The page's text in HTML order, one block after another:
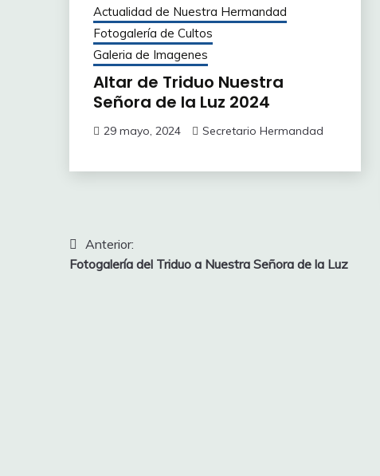
Actualidad de Nuestra Hermandad
Fotogalería de Cultos
Galeria de Imagenes
Altar de Triduo Nuestra
Señora de la Luz 2024
29 mayo, 2024 Secretario Hermandad
Navegación
de
Anterior:
Fotogalería del Triduo a Nuestra Señora de la Luz